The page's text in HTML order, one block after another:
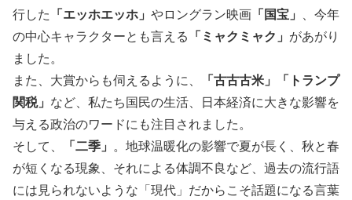
行した
「エッホエッホ」 やロングラン映画 「国宝」
、今年
の中心キャラクターとも言える
「ミャクミャク」 があがり
ました。
また、大賞からも伺えるように、
「古古古米」「トランプ
関税」 など、私たち国民の生活、日本経済に大きな影響を
与える政治のワードにも注目されました。
そして、
「二季」
。地球温暖化の影響で夏が長く、秋と春
が短くなる現象、それによる体調不良など、過去の流行語
には見られないような「現代」だからこそ話題になる言葉